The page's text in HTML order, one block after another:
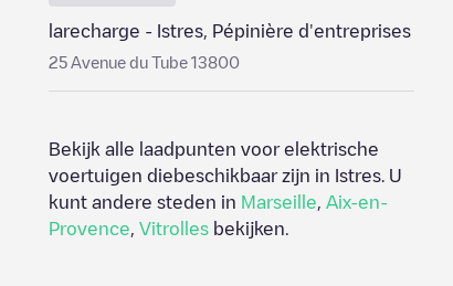
larecharge - Istres, Pépinière d'entreprises
25 Avenue du Tube 13800
Bekijk alle laadpunten voor elektrische
voertuigen diebeschikbaar zijn in Istres . U
kunt andere steden in Marseille
Aix-en-
Provence Vitrolles bekijken.